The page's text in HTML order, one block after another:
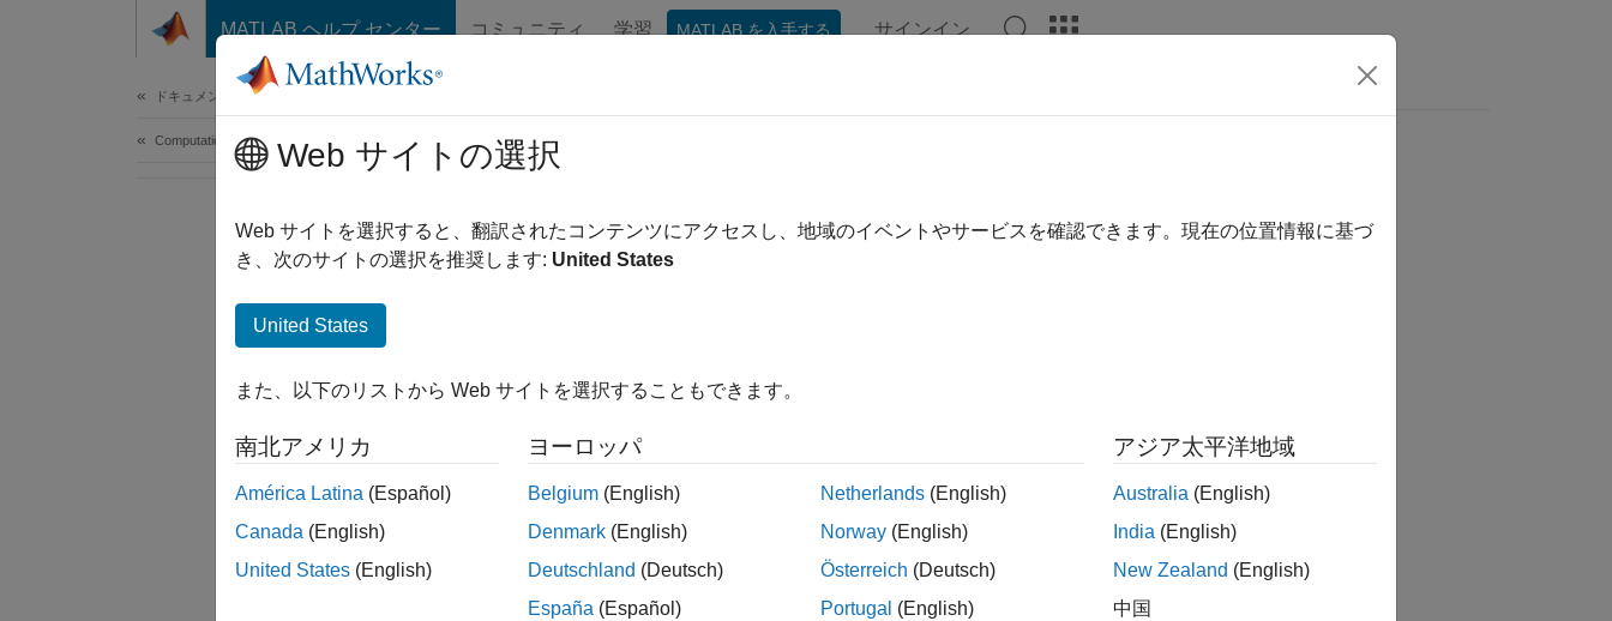
コンテンツへスキップ
MATLAB ヘルプ センター コミュニティ 学習 MATLAB を入手する サインイン
ドキュメンテーションのホーム
Computational FinanceWeb サイトの選択
Web サイトを選択すると、翻訳されたコンテンツにアクセスし、地域のイベントやサービスを確認できます。現在の位置情報に基づ
き、次のサイトの選択を推奨します: United States
United States
また、以下のリストから Web サイトを選択することもできます。
南北アメリカ
América Latina (Español)
Canada (English)
United States (English)
ヨーロッパ
Belgium (English)
Denmark (English)
Deutschland (Deutsch)
España (Español)
Netherlands (English)
Norway (English)
Österreich (Deutsch)
Portugal (English)
アジア太平洋地域
Australia (English)
India (English)
New Zealand (English)
中国